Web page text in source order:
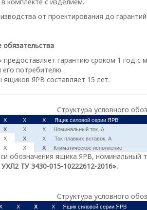
от проектирования до
обязательства
гарантию сроком 1 год с
его потребителю.
ящиков ЯРВ составляет 15 лет.
Структура условного
Х Х Х
Ящик силовой серии ЯРВ
Х Х Х
Номинальный ток, А
Х Х Х
Ток плавких вставок, А
Х Х Х Климатическое исполнение
обозначения ящика ЯРВ, номинальный
ТУ 3430-015-10222612-2016».
Структура условного
Х Х Х
Ящик силовой серии ЯРВ